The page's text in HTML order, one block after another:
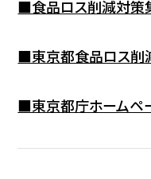
■食品ロス削減対策
■東京都食品ロス削
■東京都庁ホームペ